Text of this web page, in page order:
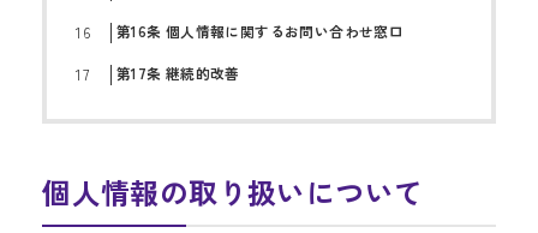
第16条 個人情報に関するお問い合わせ窓口
第17条 継続的改善
個人情報の取り扱いについて